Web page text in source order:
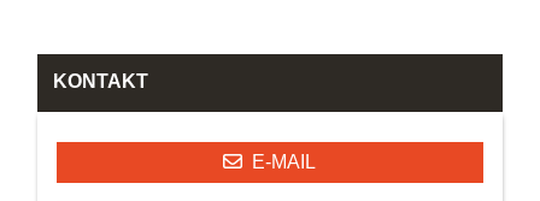
KONTAKT
E-MAIL